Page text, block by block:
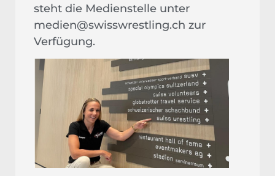
steht die Medienstelle unter
medien@swisswrestling.ch zur
Verfügung.